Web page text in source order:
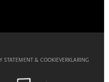
STATEMENT & COOKIEVERKLARING